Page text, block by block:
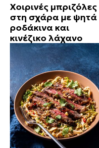
Χοιρινές μπριζόλες
στη σχάρα με ψητά
ροδάκινα και
κινέζικο λάχανο